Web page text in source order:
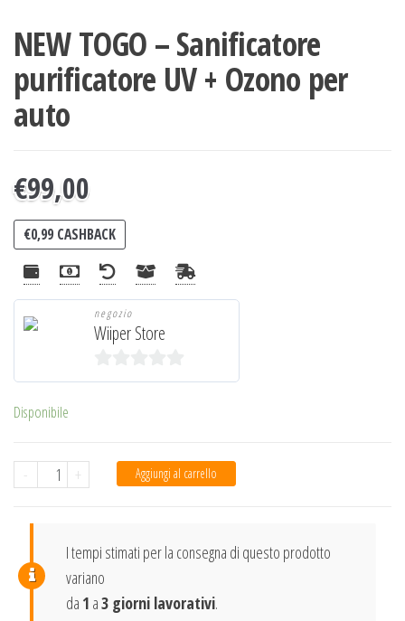
NEW TOGO – Sanificatore
purificatore UV + Ozono per
auto
€99,00
€0,99CASHBACK
negozio
Wiiper Store
0
Disponibile
-
NEW
Sanificatore
purificatore
+ Aggiungi al carrello
I tempi stimati per la consegna di questo prodotto
variano
da 1 a3 giorni lavorativi.